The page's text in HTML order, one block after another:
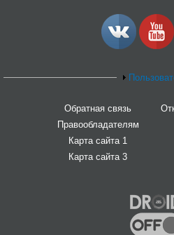
Обратная связь
Правообладателям
Карта сайта 1
Карта сайта 3